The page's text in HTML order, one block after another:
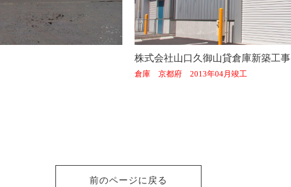
株式会社山口久御山貸倉庫新築工事
倉庫 京都府 2013年04月竣工
前のページに戻る